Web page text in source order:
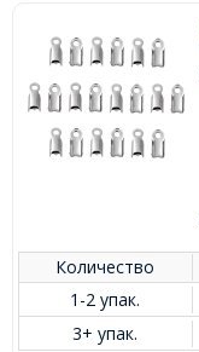
Количество
1-2 упак.
3+ упак.